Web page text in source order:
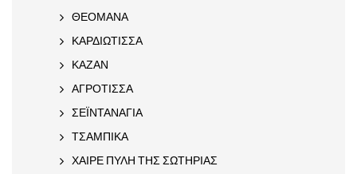
ΘΕΟΜΑΝΑ
ΚΑΡΔΙΩΤΙΣΣΑ
ΚΑΖΑΝ
ΑΓΡΟΤΙΣΣΑ
ΣΕΪΝΤΑΝΑΓΙΑ
ΤΣΑΜΠΙΚΑ
ΧΑΙΡΕ ΠΥΛΗ ΤΗΣ ΣΩΤΗΡΙΑΣ